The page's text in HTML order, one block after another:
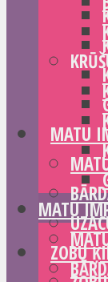
MATU
ZOBU
MATU